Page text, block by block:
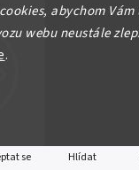
abychom
webu neustále
.
lesk,
informace
se Hlídat